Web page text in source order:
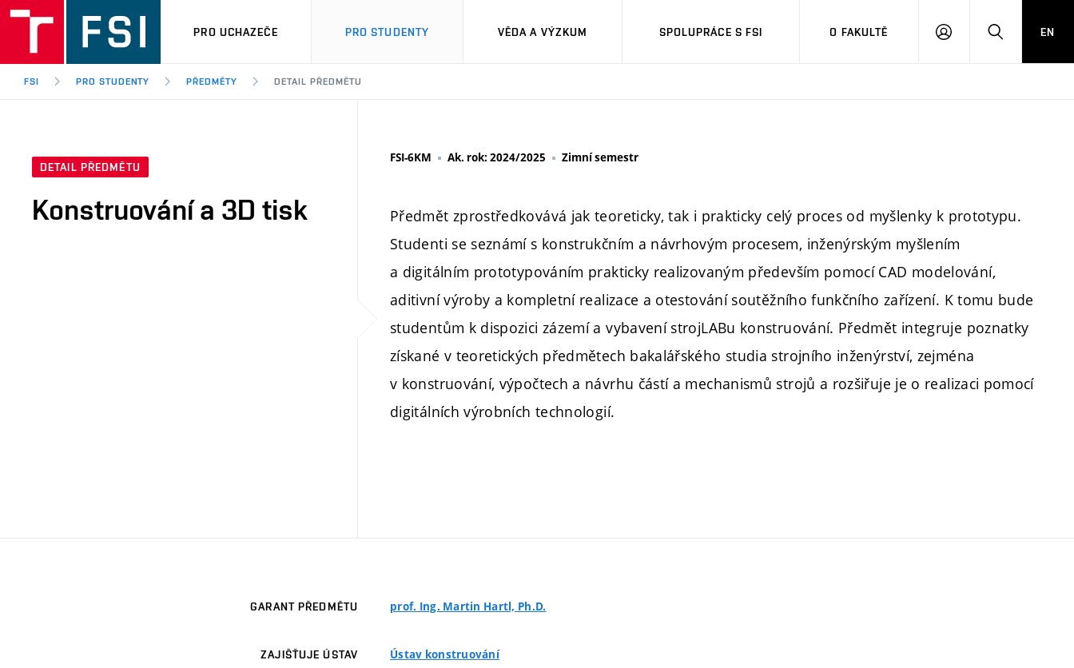
PRO UCHAZEČE PRO STUDENTY VĚDA A VÝZKUM SPOLUPRÁCE S FSI O FAKULTĚ
PŘIHLÁŠENÍHLEDAT
EN
FSI PRO STUDENTY PŘEDMĚTY DETAIL PŘEDMĚTU
DETAIL PŘEDMĚTU
Konstruování a 3D tisk
FSI-6KM Ak. rok: 2024/2025 Zimní semestr
Předmět zprostředkovává jak teoreticky, tak i prakticky celý proces od myšlenky k prototypu.
Studenti se seznámí s konstrukčním a návrhovým procesem, inženýrským myšlením
a digitálním prototypováním prakticky realizovaným především pomocí CAD modelování,
aditivní výroby a kompletní realizace a otestování soutěžního funkčního zařízení. K tomu bude
studentům k dispozici zázemí a vybavení strojLABu konstruování. Předmět integruje poznatky
získané v teoretických předmětech bakalářského studia strojního inženýrství, zejména
v konstruování, výpočtech a návrhu částí a mechanismů strojů a rozšiřuje je o realizaci pomocí
digitálních výrobních technologií.
GARANT PŘEDMĚTU prof. Ing. Martin Hartl, Ph.D.
ZAJIŠŤUJE ÚSTAV Ústav konstruování